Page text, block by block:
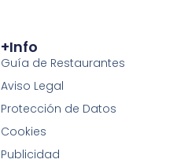
+info
Guía de Restaurantes
Aviso Legal
Protección de Datos
Cookies
Publicidad